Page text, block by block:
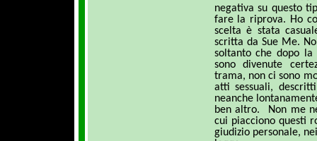
negativa su questo
fare la riprova. Ho
scelta è stata
scritta da Sue Me.
soltanto che dopo
sono divenute
trama, non ci sono
atti sessuali,
neanche
ben altro.
Non me
cui piacciono questi
giudizio personale,